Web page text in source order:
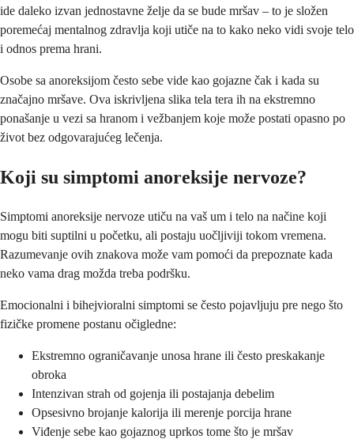
ide daleko izvan jednostavne želje da se bude mršav – to je složen
poremećaj mentalnog zdravlja koji utiče na to kako neko vidi svoje telo
i odnos prema hrani.
Osobe sa anoreksijom često sebe vide kao gojazne čak i kada su
značajno mršave. Ova iskrivljena slika tela tera ih na ekstremno
ponašanje u vezi sa hranom i vežbanjem koje može postati opasno po
život bez odgovarajućeg lečenja.
Koji su simptomi anoreksije nervoze?
Simptomi anoreksije nervoze utiču na vaš um i telo na načine koji
mogu biti suptilni u početku, ali postaju uočljiviji tokom vremena.
Razumevanje ovih znakova može vam pomoći da prepoznate kada
neko vama drag možda treba podršku.
Emocionalni i bihejvioralni simptomi se često pojavljuju pre nego što
fizičke promene postanu očigledne:
Ekstremno ograničavanje unosa hrane ili često preskakanje
obroka
Intenzivan strah od gojenja ili postajanja debelim
Opsesivno brojanje kalorija ili merenje porcija hrane
Viđenje sebe kao gojaznog uprkos tome što je mršav